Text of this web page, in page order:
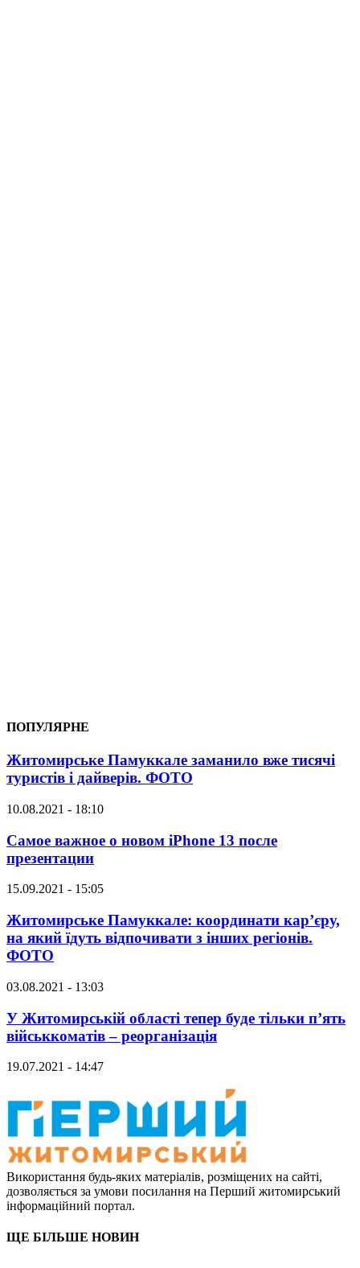
ПОПУЛЯРНЕ
Житомирське Памуккале заманило вже тисячі
туристів і дайверів. ФОТО
10.08.2021 - 18:10
Самое важное о новом iPhone 13 после
презентации
15.09.2021 - 15:05
Житомирське Памуккале: координати кар’єру,
на який їдуть відпочивати з інших регіонів.
ФОТО
03.08.2021 - 13:03
У Житомирській області тепер буде тільки п’ять
військкоматів – реорганізація
19.07.2021 - 14:47
Використання будь-яких матеріалів, розміщених на сайті,
дозволяється за умови посилання на Перший житомирський
інформаційний портал.
ЩЕ БІЛЬШЕ НОВИН